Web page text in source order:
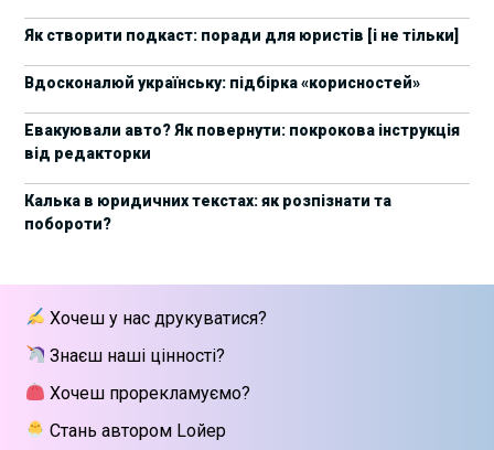
19/09/2025 4 жовтня пройде щорічний забіг до Дня
Вчора 10 жовтня пройдуть XII Міжнародні арбітражні
01/09/2025 15 вересня стартує сучасна школа
Group
25/06/2025
Як юристу працювати з IT-договорами?
Навчання від Laba
18/06/2025 АПУ оприлюднила заяву щодо втручання в
Як створити подкаст: поради для юристів [і не тільки]
Вдосконалюй українську: підбірка «корисностей»
Евакуювали авто? Як повернути: покрокова інструкція
від редакторки
Калька в юридичних текстах: як розпізнати та
побороти?
Хочеш у нас друкуватися?
Знаєш наші цінності?
Хочеш прорекламуємо?
Стань автором Lойер